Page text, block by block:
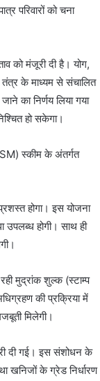
परिवारों को चना
को मंजूरी दी है। योग,
तंत्र के माध्यम से संचालित
का निर्णय लिया गया
हो सकेगा।
स्कीम के अंतर्गत
होगा। इस योजना
होगी। साथ ही
मुद्रांक शुल्क (स्टाम्प
की प्रक्रिया में
मिलेगी।
दी गई। इस संशोधन के
खनिजों के ग्रेड निर्धारण